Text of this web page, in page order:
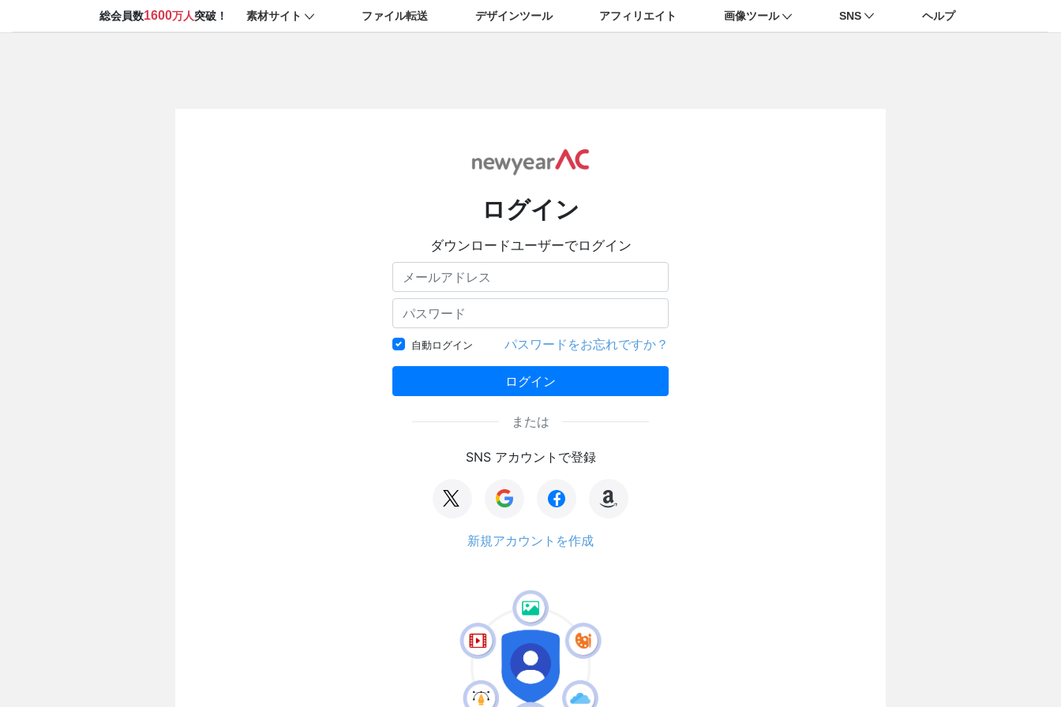
総会員数1600万人突破！ 素材サイト ファイル転送 デザインツール アフィリエイト 画像ツール SNS ヘルプ
ログイン
ダウンロードユーザーでログイン
自動ログイン パスワードをお忘れですか？
ログイン
または
SNS アカウントで登録
新規アカウントを作成